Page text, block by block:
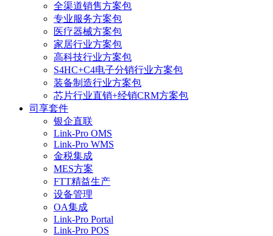
全渠道销售方案包
专业服务方案包
医疗器械方案包
家居行业方案包
高科技行业方案包
S4HC+C4电子分销行业方案包
装备制造行业方案包
芯片行业直销+经销CRM方案包
司享套件
银企直联
Link-Pro OMS
Link-Pro WMS
金税集成
MES方案
FTT精益生产
设备管理
OA集成
Link-Pro Portal
Link-Pro POS